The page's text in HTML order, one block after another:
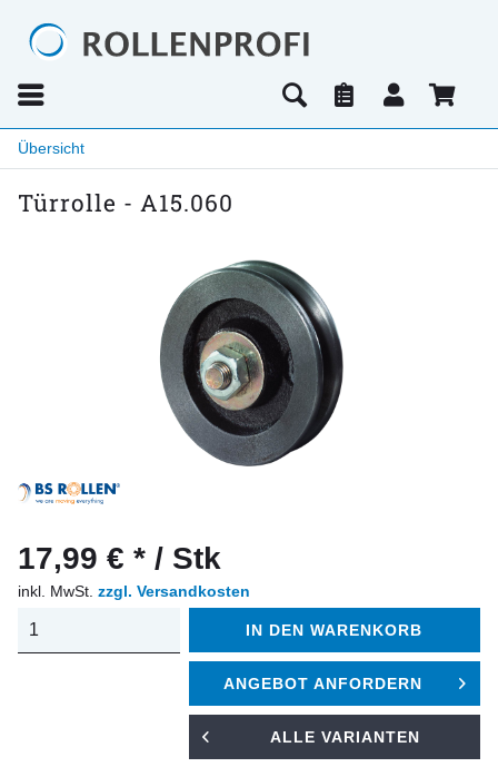
Übersicht
Türrolle - A15.060
17,99 € * / Stk
inkl. MwSt. zzgl. Versandkosten
IN DEN WARENKORB
ANGEBOT ANFORDERN
ALLE VARIANTEN